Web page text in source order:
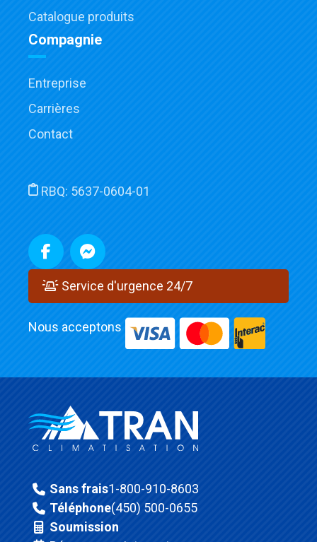
Catalogue produits
Compagnie
Entreprise
Carrières
Contact
RBQ: 5637-0604-01
Service d'urgence 24/7
Nous acceptons
Sans frais1-800-910-8603
Téléphone(450) 500-0655
Soumission